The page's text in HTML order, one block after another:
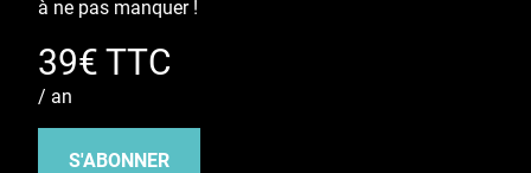
à ne pas manquer !
39€ TTC
/ an
S'ABONNER